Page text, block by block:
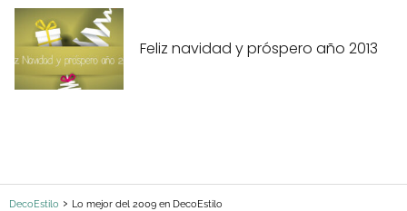
Feliz navidad y próspero año 2013
DecoEstilo Lo mejor del 2009 en DecoEstilo